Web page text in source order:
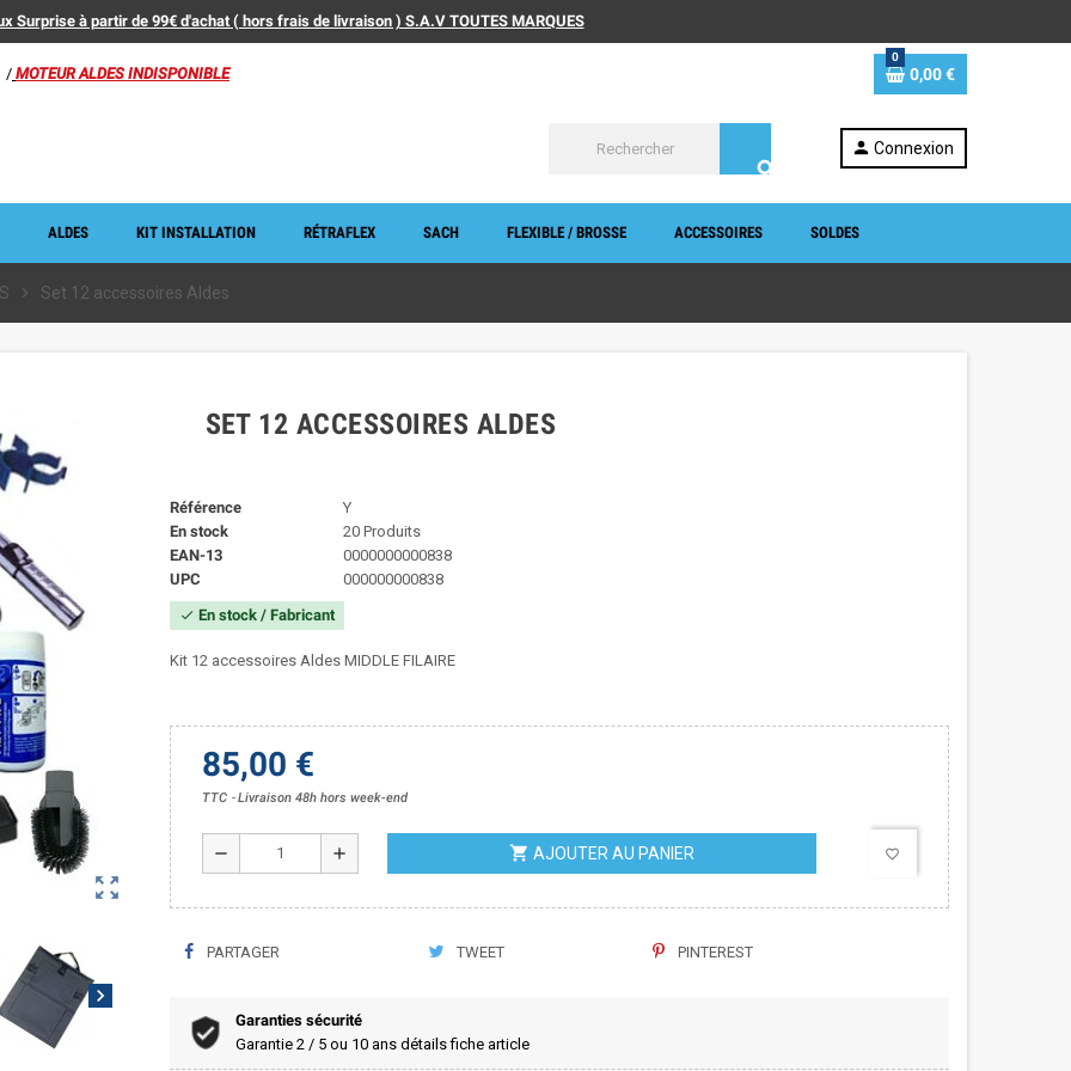
Surprise à partir de 99€ d'achat ( hors frais de livraison ) S.A.V TOUTES MARQUES
/ MOTEUR ALDES INDISPONIBLE
0
0,00 €
search
person Connexion
ALDES KIT INSTALLATION RÉTRAFLEX SACH FLEXIBLE / BROSSE ACCESSOIRES SOLDES
chevron_right Set 12 accessoires Aldes
zoom_out_map
chevron_right
SET 12 ACCESSOIRES ALDES
Référence
Y
En stock
20 Produits
EAN-13
0000000000838
UPC
000000000838
check En stock / Fabricant
Kit 12 accessoires Aldes MIDDLE FILAIRE
85,00 €
TTC Livraison 48h hors week-end
remove add shopping_cart AJOUTER AU PANIER favorite_border
PARTAGER TWEET PINTEREST
Garanties sécurité
Garantie 2 / 5 ou 10 ans détails fiche article